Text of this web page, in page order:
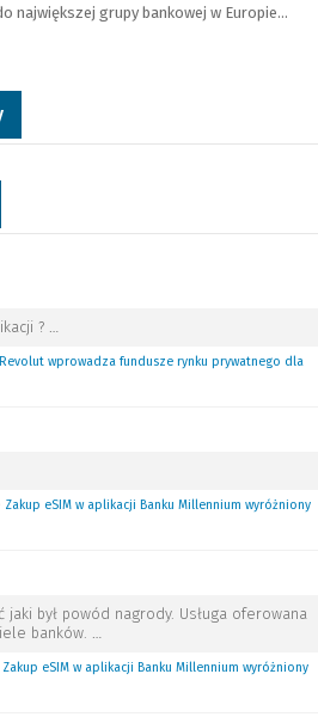
największej grupy bankowej w Europie…
? …
Revolut wprowadza fundusze rynku prywatnego dla
Zakup eSIM w aplikacji Banku Millennium wyróżniony
jaki był powód nagrody. Usługa oferowana
banków. …
Zakup eSIM w aplikacji Banku Millennium wyróżniony